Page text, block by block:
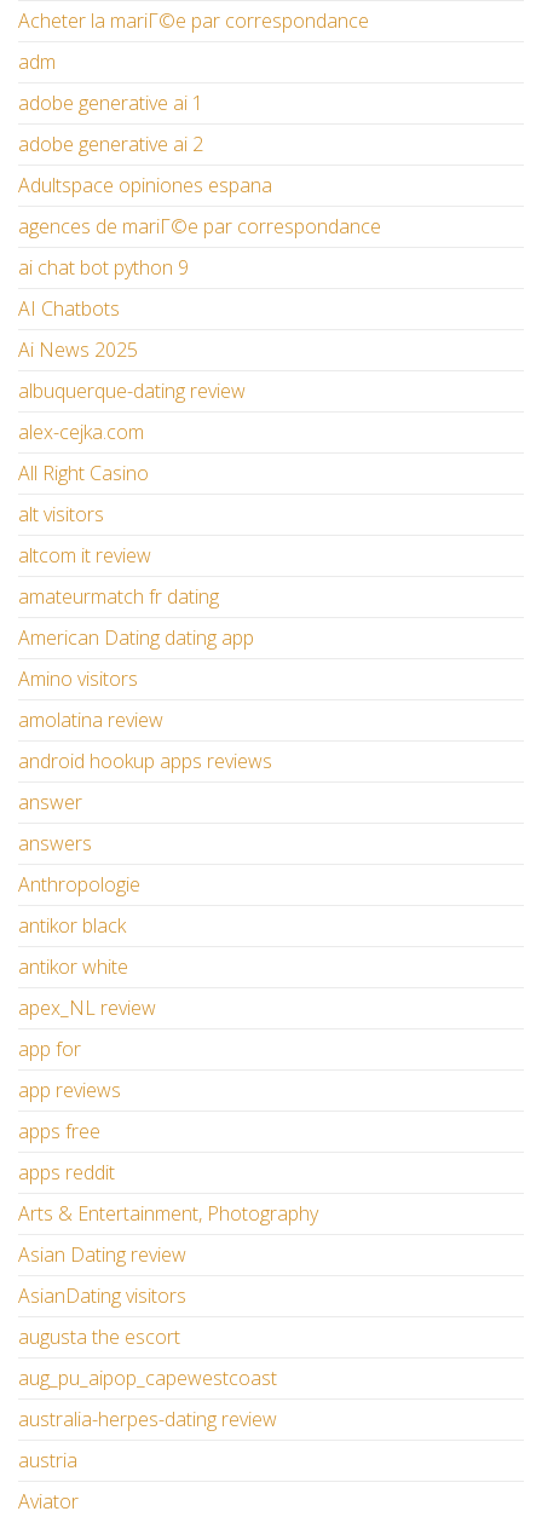
Acheter la mariГ©e par correspondance
adm
adobe generative ai 1
adobe generative ai 2
Adultspace opiniones espana
agences de mariГ©e par correspondance
ai chat bot python 9
AI Chatbots
Ai News 2025
albuquerque-dating review
alex-cejka.com
All Right Casino
alt visitors
altcom it review
amateurmatch fr dating
American Dating dating app
Amino visitors
amolatina review
android hookup apps reviews
answer
answers
Anthropologie
antikor black
antikor white
apex_NL review
app for
app reviews
apps free
apps reddit
Arts & Entertainment, Photography
Asian Dating review
AsianDating visitors
augusta the escort
aug_pu_aipop_capewestcoast
australia-herpes-dating review
austria
Aviator